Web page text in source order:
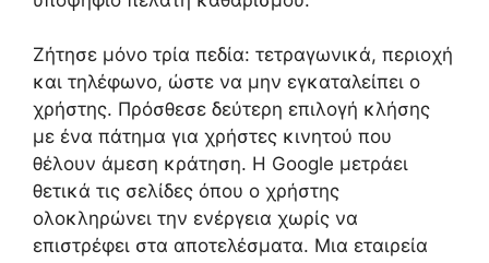
Ζήτησε μόνο τρία πεδία: τετραγωνικά, περιοχή
και τηλέφωνο, ώστε να μην εγκαταλείπει ο
χρήστης. Πρόσθεσε δεύτερη επιλογή κλήσης
με ένα πάτημα για χρήστες κινητού που
θέλουν άμεση κράτηση. Η Google μετράει
θετικά τις σελίδες όπου ο χρήστης
ολοκληρώνει την ενέργεια χωρίς να
επιστρέφει στα αποτελέσματα. Μια εταιρεία